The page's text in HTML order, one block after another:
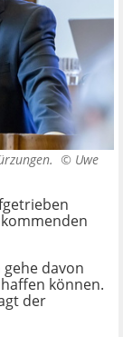
© Uwe
davon
können.
der